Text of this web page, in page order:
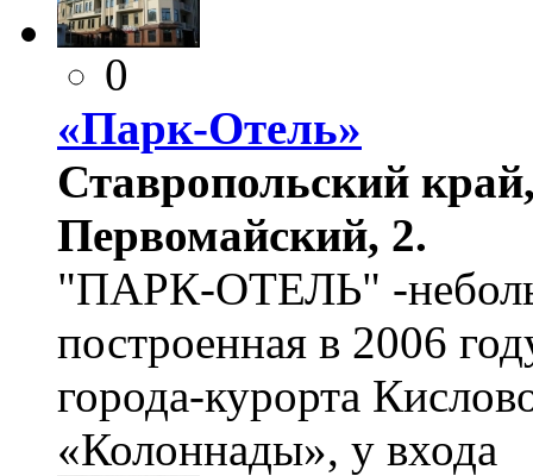
0
«Парк-Отель»
Ставропольский
Первомайский, 2.
"ПАРК-ОТЕЛЬ" -
построенная в 2006
города-курорта
«Колоннады», у входа